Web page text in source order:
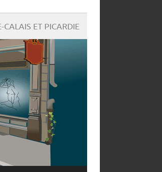
CALAIS ET PICARDIE